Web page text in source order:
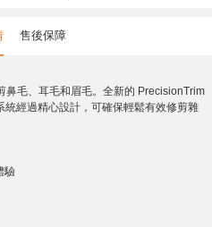
售後保障
鼻毛、耳毛和眉毛。全新的 PrecisionTrim
經過精心設計，可確保輕鬆有效修剪雜
驗